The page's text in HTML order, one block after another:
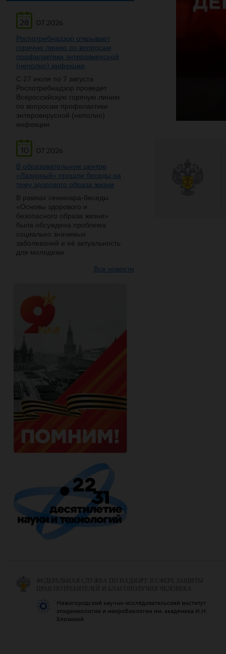
28
07.2026
Роспотребнадзор открывает
горячую линию по вопросам
профилактики энтеровирусной
(неполио) инфекции
С 27 июля по 7 августа
Роспотребнадзор проведет
Всероссийскую горячую линию
по вопросам профилактики
энтеровирусной (неполио)
инфекции.
10
07.2026
В образовательном центре
«Лазурный» прошли беседы на
тему здорового образа жизни
В рамках семинара-беседы
«Основы здорового и
безопасного образа жизни»
была обсуждена проблема
социально значимых
заболеваний и её актуальность
для молодежи.
Все новости
ФЕДЕРАЛЬНАЯ СЛУЖБА ПО НАДЗОРУ В СФЕРЕ ЗАЩИТЫ
ПРАВ ПОТРЕБИТЕЛЕЙ И БЛАГОПОЛУЧИЯ ЧЕЛОВЕКА
Нижегородский научно-исследовательский институт
эпидемиологии и микробиологии им. академика И.Н.
Блохиной